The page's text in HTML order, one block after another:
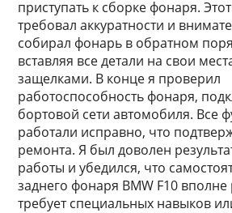
приступать к сборке фонаря.
требовал аккуратности и
собирал фонарь в обратном
вставляя все детали на свои
защелками. В конце я проверил
работоспособность фонаря,
бортовой сети автомобиля. Все
работали исправно, что
ремонта. Я был доволен
работы и убедился, что
заднего фонаря BMW F10
требует специальных навыков